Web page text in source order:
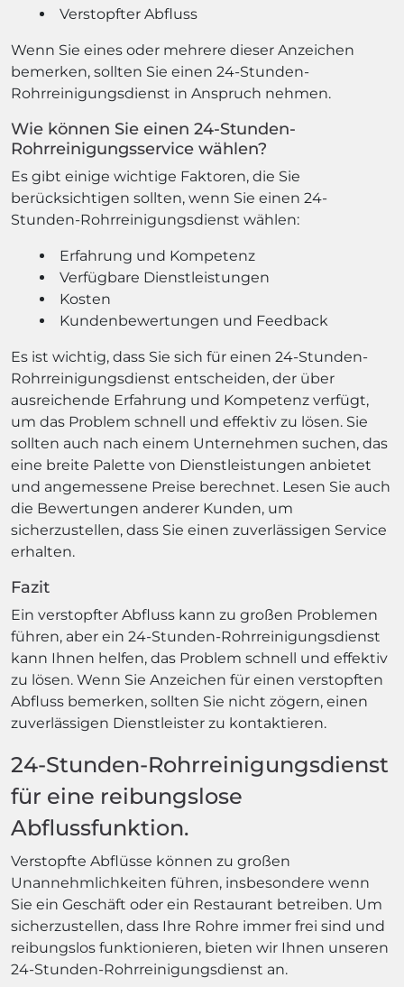
Verstopfter Abfluss
Wenn Sie eines oder mehrere dieser Anzeichen
bemerken, sollten Sie einen 24-Stunden-
Rohrreinigungsdienst in Anspruch nehmen.
Wie können Sie einen 24-Stunden-
Rohrreinigungsservice wählen?
Es gibt einige wichtige Faktoren, die Sie
berücksichtigen sollten, wenn Sie einen 24-
Stunden-Rohrreinigungsdienst wählen:
Erfahrung und Kompetenz
Verfügbare Dienstleistungen
Kosten
Kundenbewertungen und Feedback
Es ist wichtig, dass Sie sich für einen 24-Stunden-
Rohrreinigungsdienst entscheiden, der über
ausreichende Erfahrung und Kompetenz verfügt,
um das Problem schnell und effektiv zu lösen. Sie
sollten auch nach einem Unternehmen suchen, das
eine breite Palette von Dienstleistungen anbietet
und angemessene Preise berechnet. Lesen Sie auch
die Bewertungen anderer Kunden, um
sicherzustellen, dass Sie einen zuverlässigen Service
erhalten.
Fazit
Ein verstopfter Abfluss kann zu großen Problemen
führen, aber ein 24-Stunden-Rohrreinigungsdienst
kann Ihnen helfen, das Problem schnell und effektiv
zu lösen. Wenn Sie Anzeichen für einen verstopften
Abfluss bemerken, sollten Sie nicht zögern, einen
zuverlässigen Dienstleister zu kontaktieren.
24-Stunden-Rohrreinigungsdienst
für eine reibungslose
Abflussfunktion.
Verstopfte Abflüsse können zu großen
Unannehmlichkeiten führen, insbesondere wenn
Sie ein Geschäft oder ein Restaurant betreiben. Um
sicherzustellen, dass Ihre Rohre immer frei sind und
reibungslos funktionieren, bieten wir Ihnen unseren
24-Stunden-Rohrreinigungsdienst an.